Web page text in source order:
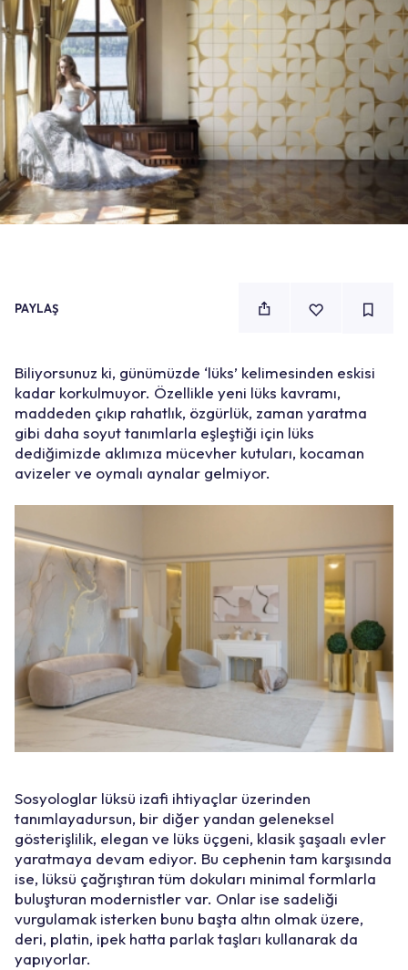
PAYLAŞ
Biliyorsunuz ki, günümüzde ‘lüks’ kelimesinden eskisi
kadar korkulmuyor. Özellikle yeni lüks kavramı,
maddeden çıkıp rahatlık, özgürlük, zaman yaratma
gibi daha soyut tanımlarla eşleştiği için lüks
dediğimizde aklımıza mücevher kutuları, kocaman
avizeler ve oymalı aynalar gelmiyor.
Sosyologlar lüksü izafi ihtiyaçlar üzerinden
tanımlayadursun, bir diğer yandan geleneksel
gösterişlilik, elegan ve lüks üçgeni, klasik şaşaalı evler
yaratmaya devam ediyor. Bu cephenin tam karşısında
ise, lüksü çağrıştıran tüm dokuları minimal formlarla
buluşturan modernistler var. Onlar ise sadeliği
vurgulamak isterken bunu başta altın olmak üzere,
deri, platin, ipek hatta parlak taşları kullanarak da
yapıyorlar.